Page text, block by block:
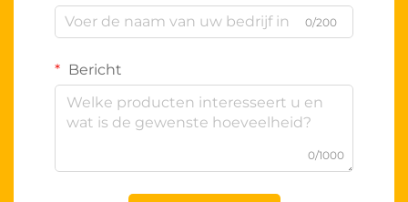
0/200
Bericht
0/1000